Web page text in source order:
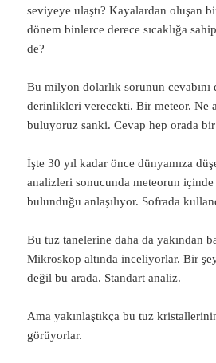
seviyeye ulaştı? Kayalardan oluşan
dönem binlerce derece sıcaklığa
de?
Bu milyon dolarlık sorunun cevabını
derinlikleri verecekti. Bir meteor. Ne
buluyoruz sanki. Cevap hep orada
İşte 30 yıl kadar önce dünyamıza
analizleri sonucunda meteorun
bulunduğu anlaşılıyor. Sofrada
Bu tuz tanelerine daha da yakından
Mikroskop altında inceliyorlar. Bir
değil bu arada. Standart analiz.
Ama yakınlaştıkça bu tuz
görüyorlar.